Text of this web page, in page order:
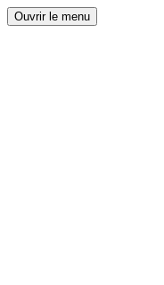
Ouvrir le menu